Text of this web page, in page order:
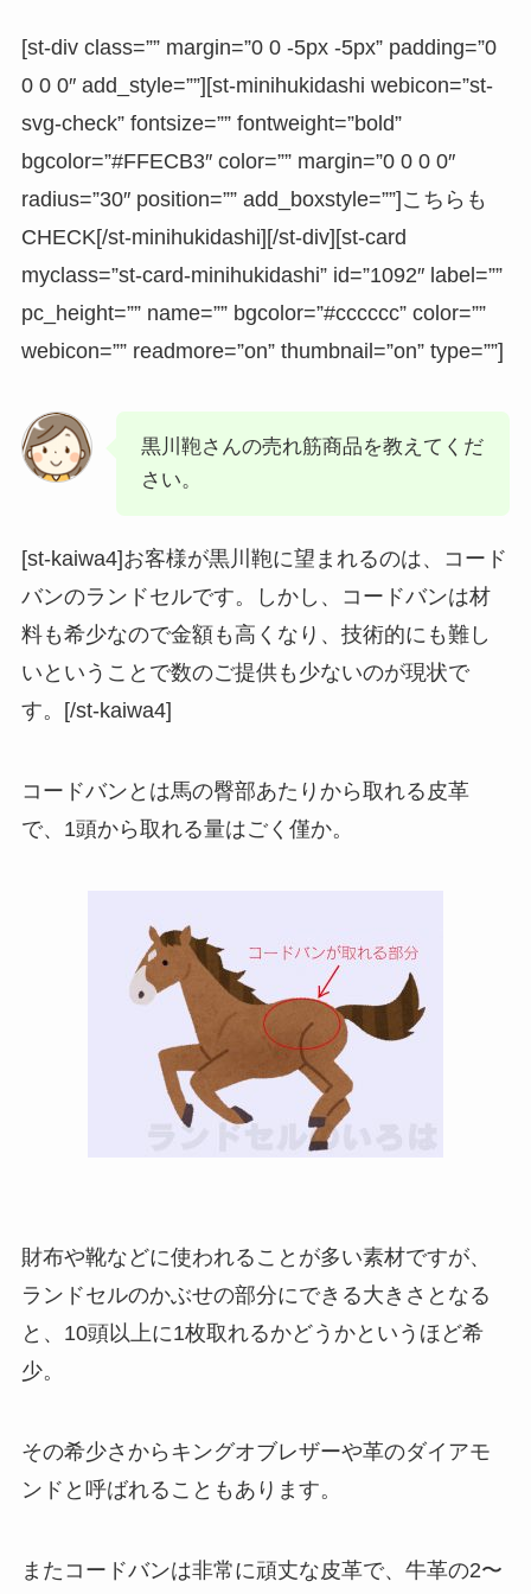
[st-div class=”” margin=”0 0 -5px -5px” padding=”0
0 0 0″ add_style=””][st-minihukidashi webicon=”st-
svg-check” fontsize=”” fontweight=”bold”
bgcolor=”#FFECB3″ color=”” margin=”0 0 0 0″
radius=”30″ position=”” add_boxstyle=””]こちらも
CHECK[/st-minihukidashi][/st-div][st-card
myclass=”st-card-minihukidashi” id=”1092″ label=””
pc_height=”” name=”” bgcolor=”#cccccc” color=””
webicon=”” readmore=”on” thumbnail=”on” type=””]
黒川鞄さんの売れ筋商品を教えてくだ
さい。
[st-kaiwa4]お客様が黒川鞄に望まれるのは、コード
バンのランドセルです。しかし、コードバンは材
料も希少なので金額も高くなり、技術的にも難し
いということで数のご提供も少ないのが現状で
す。[/st-kaiwa4]
コードバンとは馬の臀部あたりから取れる皮革
で、1頭から取れる量はごく僅か。
財布や靴などに使われることが多い素材ですが、
ランドセルのかぶせの部分にできる大きさとなる
と、10頭以上に1枚取れるかどうかというほど希
少。
その希少さからキングオブレザーや革のダイアモ
ンドと呼ばれることもあります。
またコードバンは非常に頑丈な皮革で、牛革の2〜